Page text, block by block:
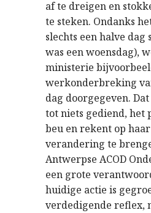
af te dreigen en
te steken. Ondanks
slechts een halve
was een woensdag),
ministerie
werkonderbreking
dag doorgegeven.
tot niets gediend, het
beu en rekent op
verandering te
Antwerpse ACOD
een grote
huidige actie is
verdedigende reflex,